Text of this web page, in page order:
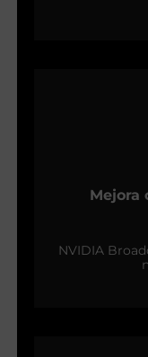
Mejora
NVIDIA